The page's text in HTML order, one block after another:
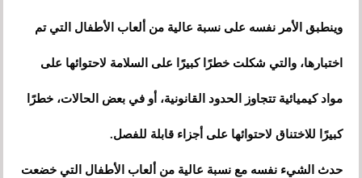
وينطبق الأمر نفسه على نسبة عالية من ألعاب الأطفال التي تم
اختبارها، والتي شكلت خطرًا كبيرًا على السلامة لاحتوائها على
مواد كيميائية تتجاوز الحدود القانونية، أو في بعض الحالات، خطرًا
كبيرًا للاختناق لاحتوائها على أجزاء قابلة للفصل.
حدث الشيء نفسه مع نسبة عالية من ألعاب الأطفال التي خضعت